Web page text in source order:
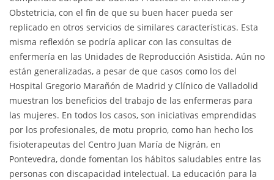
Obstetricia, con el fin de que su buen hacer pueda ser
replicado en otros servicios de similares características. Esta
misma reflexión se podría aplicar con las consultas de
enfermería en las Unidades de Reproducción Asistida. Aún no
están generalizadas, a pesar de que casos como los del
Hospital Gregorio Marañón de Madrid y Clínico de Valladolid
muestran los beneficios del trabajo de las enfermeras para
las mujeres. En todos los casos, son iniciativas emprendidas
por los profesionales, de motu proprio, como han hecho los
fisioterapeutas del Centro Juan María de Nigrán, en
Pontevedra, donde fomentan los hábitos saludables entre las
personas con discapacidad intelectual. La educación para la